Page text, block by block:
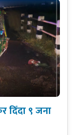
दिँदा ९ जना